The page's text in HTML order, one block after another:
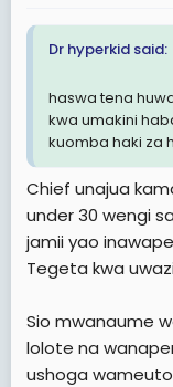
Dr hyperkid said:
haswa tena
kwa umakini
kuomba haki za
Chief unajua
under 30 wengi
jamii yao
Tegeta kwa
Sio mwanaume
lolote na
ushoga